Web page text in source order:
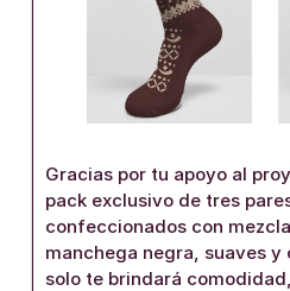
Gracias por tu apoyo al
pack exclusivo de tres
confeccionados con
manchega negra, suaves y
solo te brindará